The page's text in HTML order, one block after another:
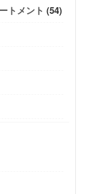
トメント (54)